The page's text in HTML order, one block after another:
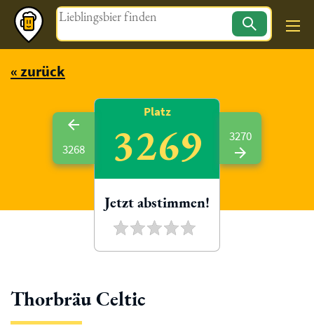
Magazin
« zurück
Thorbräu Celtic
3268
Platz
3269
Jetzt abstimmen!
3270